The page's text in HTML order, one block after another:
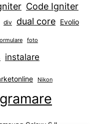
Code Igniter
div dual core Evolio
foto
instalare
Nikon